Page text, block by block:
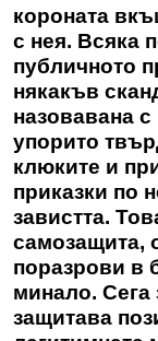
короната
с нея. Всяка
публичното
някакъв
назовавана
упорито
клюките и
приказки по
завистта.
самозащита,
поразрови в
минало. Сега
защитава